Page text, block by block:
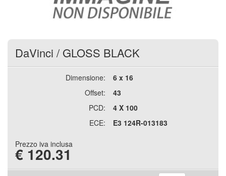
DaVinci / GLOSS BLACK
Dimensione:
6 x 16
Offset:
43
PCD:
4 X 100
ECE:
E3 124R-013183
Prezzo iva inclusa
€ 120.31